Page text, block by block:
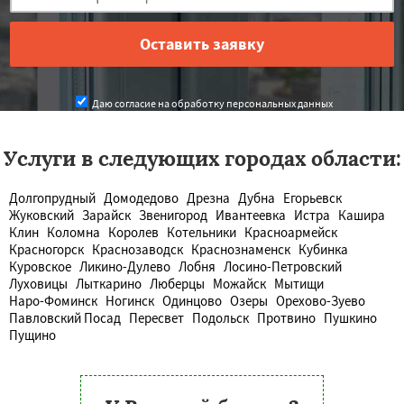
Даю согласие на обработку персональных данных
Услуги в следующих городах области:
Долгопрудный Домодедово Дрезна Дубна Егорьевск
Жуковский Зарайск Звенигород Ивантеевка Истра Кашира
Клин Коломна Королев Котельники Красноармейск
Красногорск Краснозаводск Краснознаменск Кубинка
Куровское Ликино-Дулево Лобня Лосино-Петровский
Луховицы Лыткарино Люберцы Можайск Мытищи
Наро-Фоминск Ногинск Одинцово Озеры Орехово-Зуево
Павловский Посад Пересвет Подольск Протвино Пушкино
Пущино